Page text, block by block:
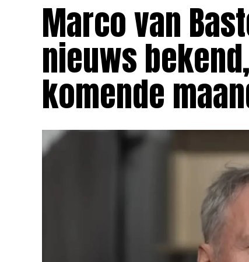
Marco van
nieuws
komende